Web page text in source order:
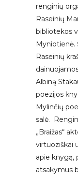
renginių
Raseinių
bibliotekos
Raseinių
Albiną
poezijos
Mylinčių
salė.
„Braižas“
virtuoziškai
apie knygą,
atsakymus